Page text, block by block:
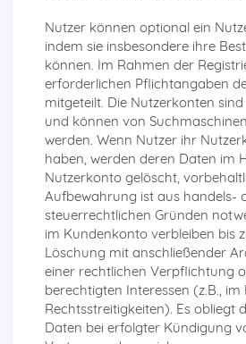
Nutzer können optional ein
indem sie insbesondere ihre
können. Im Rahmen der
erforderlichen Pflichtangaben
mitgeteilt. Die Nutzerkonten
und können von
werden. Wenn Nutzer ihr
haben, werden deren Daten im
Nutzerkonto gelöscht,
Aufbewahrung ist aus handels-
steuerrechtlichen Gründen
im Kundenkonto verbleiben bis
Löschung mit anschließender
einer rechtlichen Verpflichtung
berechtigten Interessen (z.B., im
Rechtsstreitigkeiten). Es obliegt
Daten bei erfolgter Kündigung